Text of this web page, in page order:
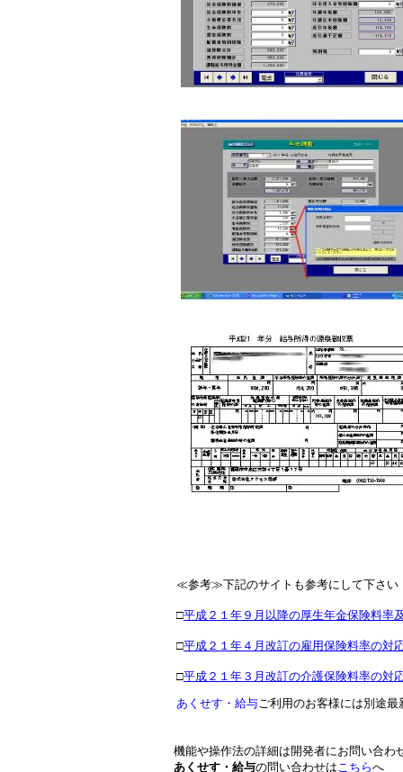
≪参考≫下記のサイトも参考にして下さい
□平成２１年９月以降の厚生年金保険料率
□平成２１年４月改訂の雇用保険料率の対
□平成２１年３月改訂の介護保険料率の対
あくせす・給与ご利用のお客様には別途
機能や操作法の詳細は開発者にお問い合わ
あくせす・給与の問い合わせはこちらへ